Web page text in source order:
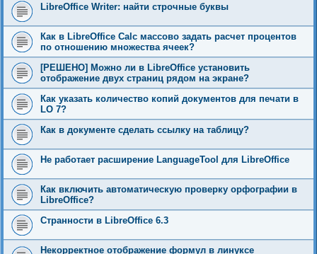
LibreOffice Writer: найти строчные буквы
Как в LibreOffice Calc массово задать расчет процентов
по отношению множества ячеек?
[РЕШЕНО] Можно ли в LibreOffice установить
отображение двух страниц рядом на экране?
Как указать количество копий документов для печати в
LO 7?
Как в документе сделать ссылку на таблицу?
Не работает расширение LanguageTool для LibreOffice
Как включить автоматическую проверку орфографии в
LibreOffice?
Странности в LibreOffice 6.3
Некорректное отображение формул в линуксе